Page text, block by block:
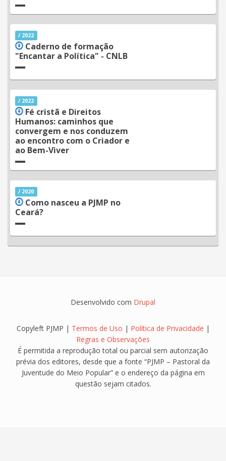
/ 2022
Caderno de formação
"Encantar a Política" - CNLB
/ 2022
Fé cristã e Direitos
Humanos: caminhos que
convergem e nos conduzem
ao encontro com o Criador e
ao Bem-Viver
/ 2020
Como nasceu a PJMP no
Ceará?
Desenvolvido com Drupal
Copyleft PJMP | Termos de Uso | Política de Privacidade |
Regras e Observações
É permitida a reprodução total ou parcial sem autorização
prévia dos editores, desde que a fonte “PJMP – Pastoral da
Juventude do Meio Popular” e o endereço da página em
questão sejam citados.